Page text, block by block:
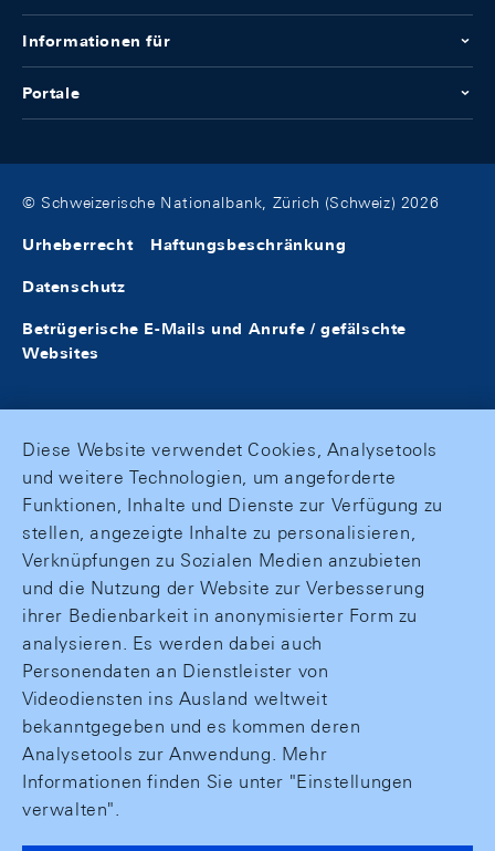
Informationen für
Portale
© Schweizerische Nationalbank, Zürich (Schweiz) 2026
Urheberrecht Haftungsbeschränkung
Datenschutz
Betrügerische E-Mails und Anrufe / gefälschte
Websites
Diese Website verwendet Cookies, Analysetools
und weitere Technologien, um angeforderte
Funktionen, Inhalte und Dienste zur Verfügung zu
stellen, angezeigte Inhalte zu personalisieren,
Verknüpfungen zu Sozialen Medien anzubieten
und die Nutzung der Website zur Verbesserung
ihrer Bedienbarkeit in anonymisierter Form zu
analysieren. Es werden dabei auch
Personendaten an Dienstleister von
Videodiensten ins Ausland weltweit
bekanntgegeben und es kommen deren
Analysetools zur Anwendung. Mehr
Informationen finden Sie unter "Einstellungen
verwalten".